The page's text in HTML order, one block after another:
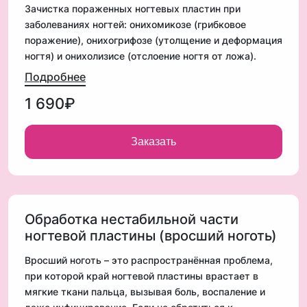
✔ Частые посещения общественных мест
(бассейны, сауны).
✔ Спортсмены, травмы ногтей.
✔ Тесная обувь, неправильный уход.
Преимущества профессиональной обработки:
✅ Удаление поврежденной части ногтя.
✅ Применение антисептиков и антимикозных
✅ Обезболивание, устранение дискомфорта.
✅ Восстановление здоровья ногтей
Зачистка пораженных ногтевых пластин при
заболеваниях ногтей: онихомикозе (грибковое
поражение), онихогрифозе (утолщение и деформация
ногтя) и онихолизисе (отслоение ногтя от ложа).
Процедура включает удаление пораженных тканей,
антисептическую обработку, шлифовку ногтя и
применение лечебных препаратов
Кому нужна эта процедура?
✔ Отслоение ногтевой пластины (онихолизис).
✔ Неприятный запах, болезненные ощущения.
✔ Вросший ноготь, травмы ногтевой пластины.
✔ Медленный рост или разрушение ногтя.
✔ Профилактика осложнений при заболеваниях
ногтей.
Подробнее
1 690₽
Заказать
Обработка нестабильной части
ногтевой пластины (вросший ноготь)
Вросший ноготь – это распространённая проблема,
при которой край ногтевой пластины врастает в
мягкие ткани пальца, вызывая боль, воспаление и